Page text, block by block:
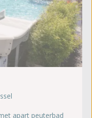
apart peuterbad